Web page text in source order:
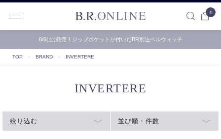
0
8/8(土)発売！ジップポケットが付いたBR別注ベルウィッチ
TOP ＞ BRAND ＞ INVERTERE
INVERTERE
絞り込む 並び順・件数